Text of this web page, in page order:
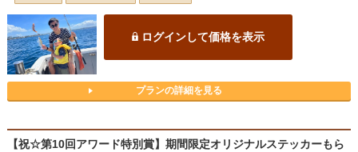
ログインして価格を表示
プランの詳細を見る
【祝☆第10回アワード特別賞】期間限定オリジナルステッカーもら